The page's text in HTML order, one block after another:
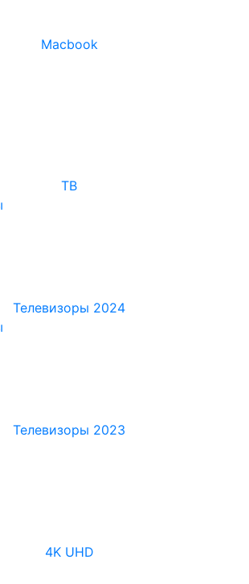
Macbook
ТВ
Телевизоры 2024
Телевизоры 2023
4K UHD